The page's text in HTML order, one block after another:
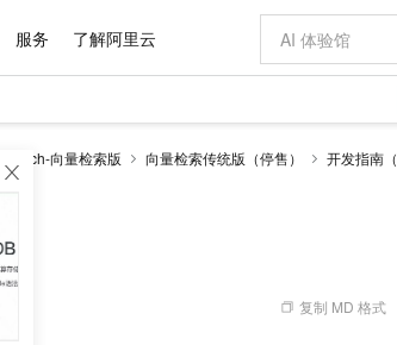
服务 了解阿里云
向量检索版 向量检索传统版（停售） 开发指南
复制 MD 格式
域名与网站
象存储 OSS
睿译宝，AI翻译排版一步到位
5.2：长任务时代开源旗舰模型
业增值服务
企业支持计划
业增值服务台
阿里云认证